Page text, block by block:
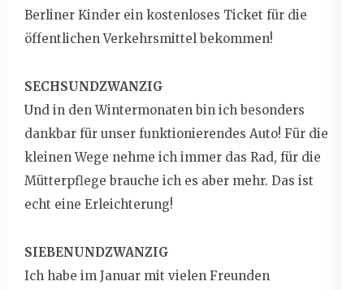
Berliner Kinder ein kostenloses Ticket für die
öffentlichen Verkehrsmittel bekommen!
SECHSUNDZWANZIG
Und in den Wintermonaten bin ich besonders
dankbar für unser funktionierendes Auto! Für die
kleinen Wege nehme ich immer das Rad, für die
Mütterpflege brauche ich es aber mehr. Das ist
echt eine Erleichterung!
SIEBENUNDZWANZIG
Ich habe im Januar mit vielen Freunden